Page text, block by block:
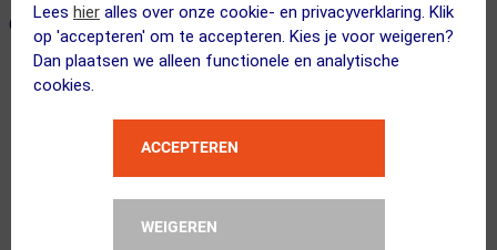
Lees hier alles over onze cookie- en privacyverklaring. Klik
op 'accepteren' om te accepteren. Kies je voor weigeren?
Dan plaatsen we alleen functionele en analytische
cookies.
ACCEPTEREN
WEIGEREN
← Terug naar productnavigatie
ONZE AANBEVOLEN COMBINATIE